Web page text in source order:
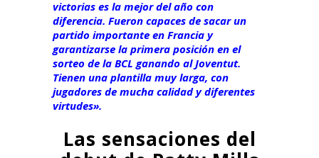
victorias es la mejor del año con
diferencia. Fueron capaces de sacar un
partido importante en Francia y
garantizarse la primera posición en el
sorteo de la BCL ganando al Joventut.
Tienen una plantilla muy larga, con
jugadores de mucha calidad y diferentes
virtudes».
Las sensaciones del